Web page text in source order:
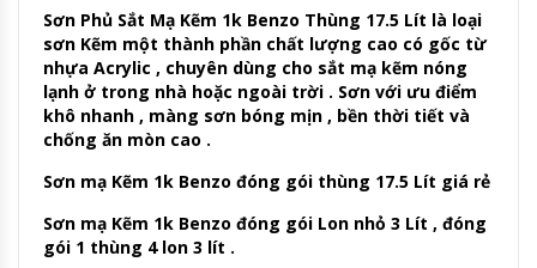
Sơn Phủ Sắt Mạ Kẽm 1k Benzo Thùng 17.5 Lít là loại
sơn Kẽm một thành phần chất lượng cao có gốc từ
nhựa Acrylic , chuyên dùng cho sắt mạ kẽm nóng
lạnh ở trong nhà hoặc ngoài trời . Sơn với ưu điểm
khô nhanh , màng sơn bóng mịn , bền thời tiết và
chống ăn mòn cao .
Sơn mạ Kẽm 1k Benzo đóng gói thùng 17.5 Lít giá rẻ
Sơn mạ Kẽm 1k Benzo đóng gói Lon nhỏ 3 Lít , đóng
gói 1 thùng 4 lon 3 lít .